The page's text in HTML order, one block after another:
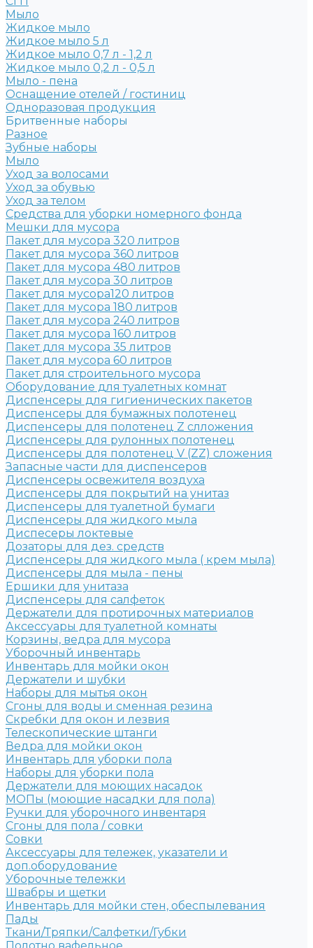
Мыло
Жидкое мыло
Жидкое мыло 5 л
Жидкое мыло 0,7 л - 1,2 л
Жидкое мыло 0,2 л - 0,5 л
Мыло - пена
Оснащение отелей / гостиниц
Одноразовая продукция
Бритвенные наборы
Разное
Зубные наборы
Мыло
Уход за волосами
Уход за обувью
Уход за телом
Средства для уборки номерного фонда
Мешки для мусора
Пакет для мусора 320 литров
Пакет для мусора 360 литров
Пакет для мусора 480 литров
Пакет для мусора 30 литров
Пакет для мусора120 литров
Пакет для мусора 180 литров
Пакет для мусора 240 литров
Пакет для мусора 160 литров
Пакет для мусора 35 литров
Пакет для мусора 60 литров
Пакет для строительного мусора
Оборудование для туалетных комнат
Диспенсеры для гигиенических пакетов
Диспенсеры для бумажных полотенец
Диспенсеры для полотенец Z слложения
Диспенсеры для рулонных полотенец
Диспенсеры для полотенец V (ZZ) сложения
Запасные части для диспенсеров
Диспенсеры освежителя воздуха
Диспенсеры для покрытий на унитаз
Диспенсеры для туалетной бумаги
Диспенсеры для жидкого мыла
Диспесеры локтевые
Дозаторы для дез. средств
Диспенсеры для жидкого мыла ( крем мыла)
Диспенсеры для мыла - пены
Ершики для унитаза
Диспенсеры для салфеток
Держатели для протирочных материалов
Аксессуары для туалетной комнаты
Корзины, ведра для мусора
Уборочный инвентарь
Инвентарь для мойки окон
Держатели и шубки
Наборы для мытья окон
Сгоны для воды и сменная резина
Скребки для окон и лезвия
Телескопические штанги
Ведра для мойки окон
Инвентарь для уборки пола
Наборы для уборки пола
Держатели для моющих насадок
МОПы (моющие насадки для пола)
Ручки для уборочного инвентаря
Сгоны для пола / совки
Совки
Аксессуары для тележек, указатели и
доп.оборудование
Уборочные тележки
Швабры и щетки
Инвентарь для мойки стен, обеспылевания
Пады
Ткани/Тряпки/Салфетки/Губки